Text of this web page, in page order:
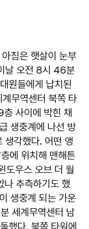
침은 햇살이 눈부
날 오전 8시 46분
원들에게 납치된
무역센터 북쪽 타
사이에 박힌 채
생중계에 나선 방
생각했다. 어떤 앵
에 위치해 맨해튼
도우스 오브 더 월
나 추측하기도 했
생중계 되는 가운
세계무역센터 남